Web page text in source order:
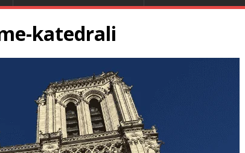
katedrali